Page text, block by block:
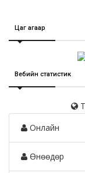
Цаг агаар
Вебийн статистик
Онлайн
Өнөөдөр